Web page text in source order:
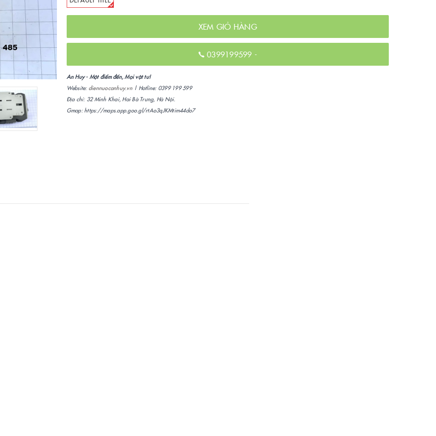
XEM GIỎ HÀNG
0399199599 -
An Huy - Một điểm đến, Mọi vật tư!
Website: diennuocanhuy.vn| Hotline: 0399 199 599
Địa chỉ: 32 Minh Khai, Hai Bà Trưng, Hà Nội.
Gmap: https://maps.app.goo.gl/rtAo3qJKMtim44do7